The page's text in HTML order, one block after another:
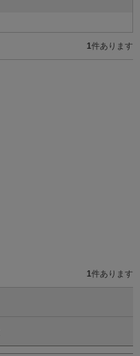
1件あります
1件あります